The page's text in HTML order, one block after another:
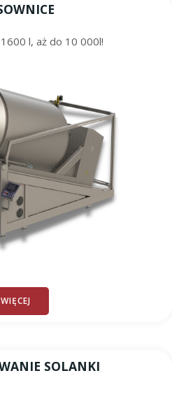
l, aż do 10 000l!
WIĘCEJ
SOLANKI